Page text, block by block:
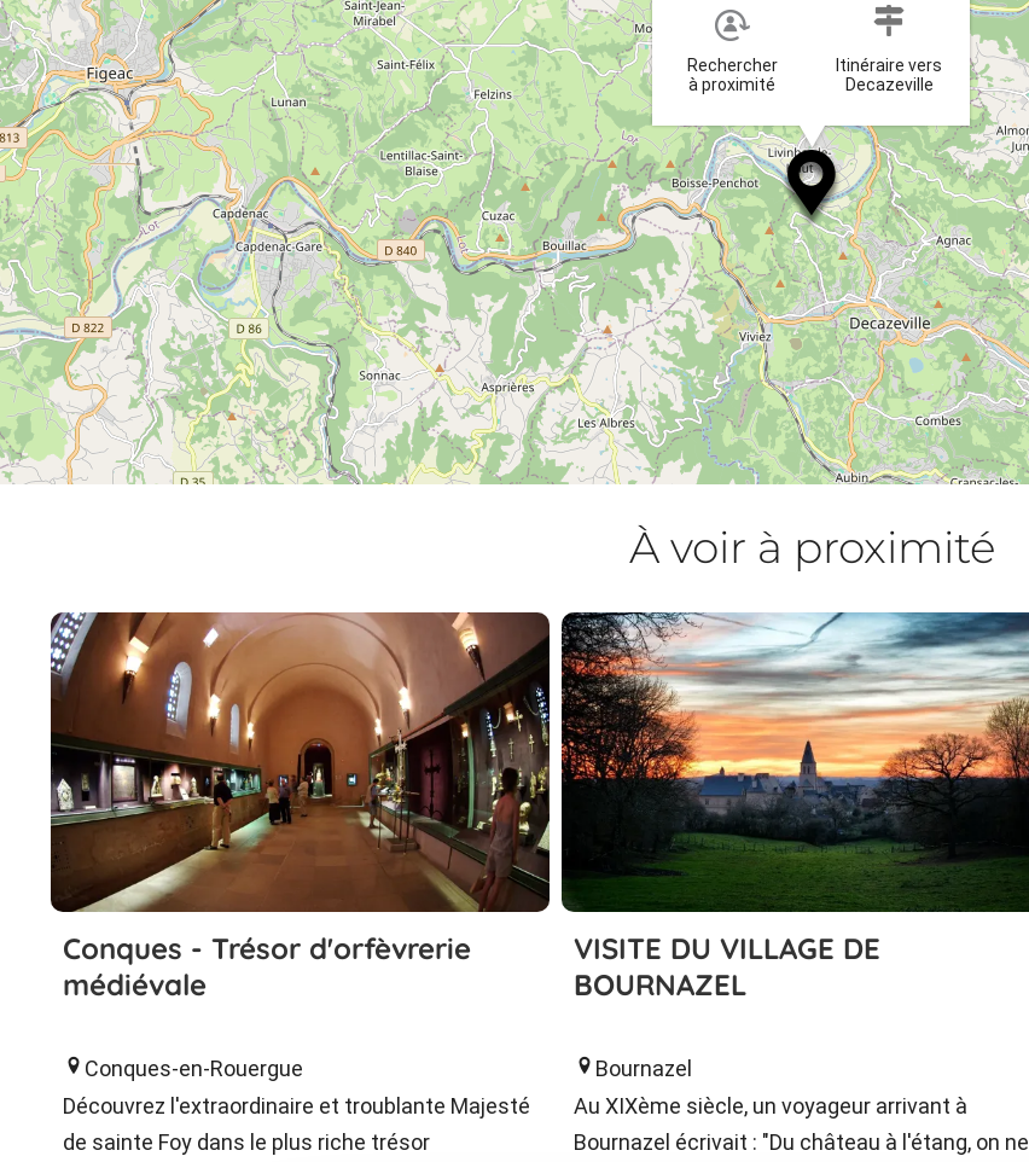
Rechercher
à proximité
Itinéraire vers
Decazeville
À voir à proximité
Conques - Trésor d'orfèvrerie
médiévale
Conques-en-Rouergue
Découvrez l'extraordinaire et troublante Majesté
de sainte Foy dans le plus riche trésor
VISITE DU VILLAGE DE
BOURNAZEL
Bournazel
Au XIXème siècle, un voyageur arrivant à
Bournazel écrivait : "Du château à l'étang, on ne